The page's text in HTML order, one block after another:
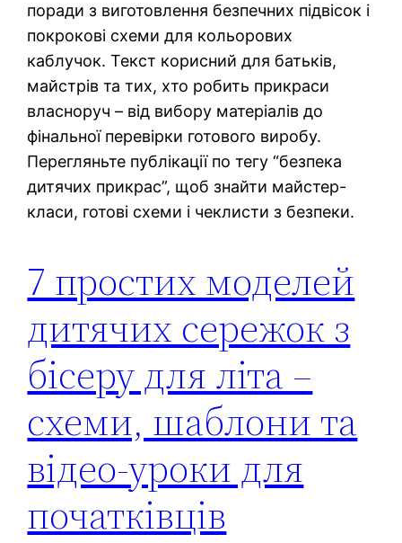
поради з виготовлення безпечних підвісок і
покрокові схеми для кольорових
каблучок. Текст корисний для батьків,
майстрів та тих, хто робить прикраси
власноруч – від вибору матеріалів до
фінальної перевірки готового виробу.
Перегляньте публікації по тегу “безпека
дитячих прикрас”, щоб знайти майстер-
класи, готові схеми і чеклисти з безпеки.
7 простих моделей
дитячих сережок з
бісеру для літа –
схеми, шаблони та
відео-уроки для
початківців